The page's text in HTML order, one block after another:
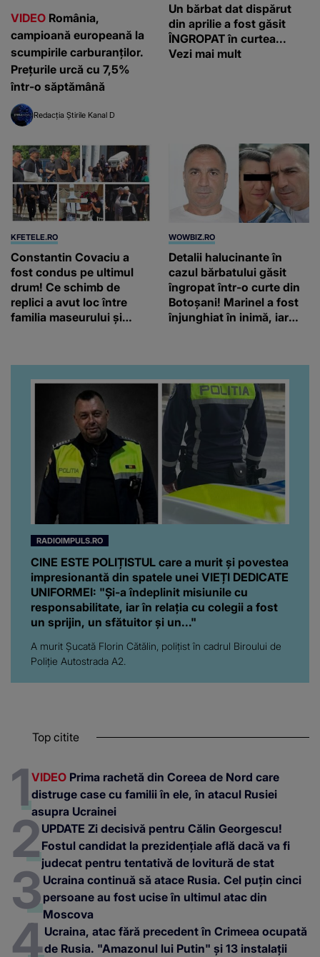
VIDEO România,
campioană europeană la
scumpirile carburanților.
Prețurile urcă cu 7,5%
într-o săptămână
Redacția Știrile Kanal D
Un bărbat dat dispărut
din aprilie a fost găsit
ÎNGROPAT în curtea...
Vezi mai mult
KFETELE.RO
Constantin Covaciu a
fost condus pe ultimul
drum! Ce schimb de
replici a avut loc între
familia maseurului și
obrazul.”
WOWBIZ.RO
Detalii halucinante în
cazul bărbatului găsit
îngropat într-o curte din
Botoșani! Marinel a fost
înjunghiat în inimă, iar
RADIOIMPULS.RO
CINE ESTE POLIȚISTUL care a murit și povestea
impresionantă din spatele unei VIEȚI DEDICATE
UNIFORMEI: "Și-a îndeplinit misiunile cu
responsabilitate, iar în relația cu colegii a fost
un sprijin, un sfătuitor și un..."
A murit Șucată Florin Cătălin, polițist în cadrul Biroului de
Poliție Autostrada A2.
Top citite
VIDEO Prima rachetă din Coreea de Nord care
distruge case cu familii în ele, în atacul Rusiei
asupra Ucrainei
UPDATE Zi decisivă pentru Călin Georgescu!
Fostul candidat la prezidențiale află dacă va fi
judecat pentru tentativă de lovitură de stat
Ucraina continuă să atace Rusia. Cel puțin cinci
persoane au fost ucise în ultimul atac din
Moscova
Ucraina, atac fără precedent în Crimeea ocupată
de Rusia. "Amazonul lui Putin" și 13 instalații